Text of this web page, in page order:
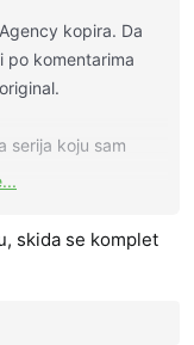
kopira. Da
po komentarima
serija koju sam
| Drama, Thriller
skida se komplet